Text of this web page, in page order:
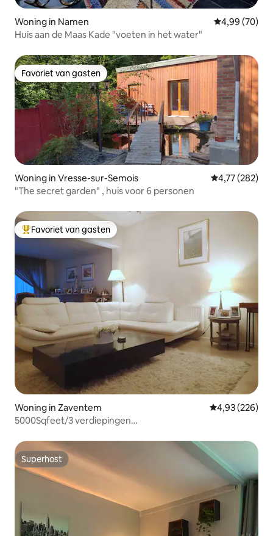
Woning in Namen Gemiddelde
4,99 (70)
Huis aan de Maas Kade "voeten in het water"
Favoriet van gasten
Favoriet van gasten
Woning in Vresse-sur-Semois Gemiddelde
4,77 (282)
"The secret garden" , huis voor 6 personen
Topfavoriet van gasten
Favoriet van gasten
Woning in Zaventem Gemiddelde
4,93 (226)
5000Sqfeet/3 verdiepingen
Superhost
Superhost